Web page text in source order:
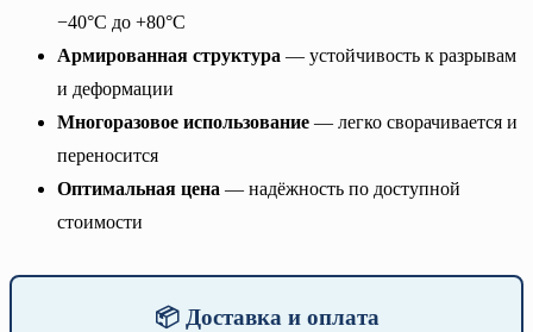
−40°C до +80°C
Армированная структура — устойчивость к разрывам
и деформации
Многоразовое использование — легко сворачивается и
переносится
Оптимальная цена — надёжность по доступной
стоимости
📦 Доставка и оплата